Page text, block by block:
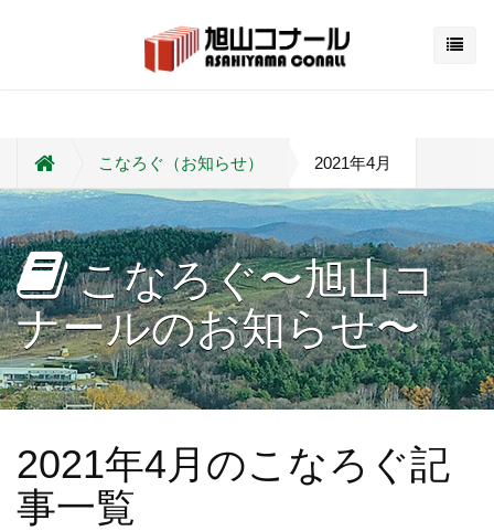
こなろぐ（お知らせ） 2021年4月
こなろぐ〜旭山コ
ナールのお知らせ〜
2021年4月のこなろぐ記
事一覧